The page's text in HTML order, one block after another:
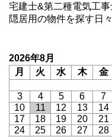
宅建士&第二種電気工事
隠居用の物件を探す日々
2026年8月
月
火 水 木 金
3
4 5 6 7
10
11 12 13 14
17
18 19 20 21
24
25 26 27 28